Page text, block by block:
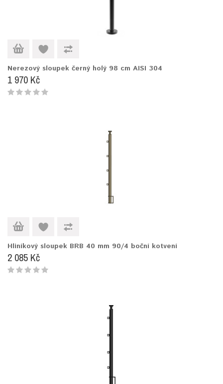
Nerezový sloupek černý holý 98 cm AISI 304
1 970 Kč
Hliníkový sloupek BRB 40 mm 90/4 boční kotvení
2 085 Kč